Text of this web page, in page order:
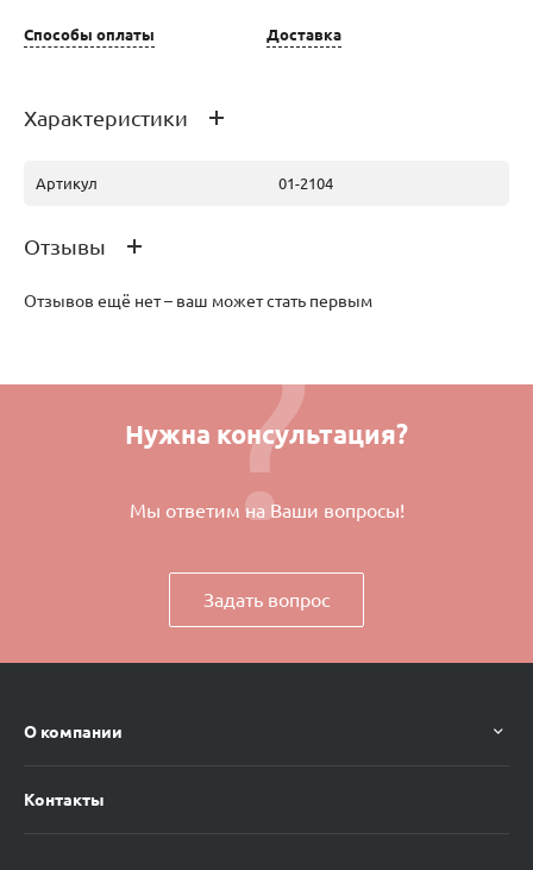
Способы оплаты Доставка
Характеристики
Артикул 01-2104
Отзывы
Отзывов ещё нет – ваш может стать первым
Нужна консультация?
Мы ответим на Ваши вопросы!
Задать вопрос
О компании
Контакты